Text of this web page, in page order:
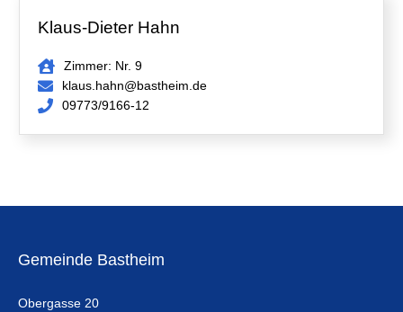
Klaus-Dieter Hahn
Zimmer: Nr. 9
klaus.hahn@bastheim.de
09773/9166-12
Gemeinde Bastheim
Obergasse 20